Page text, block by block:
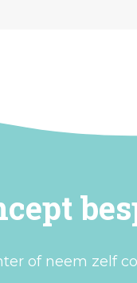
of neem zelf